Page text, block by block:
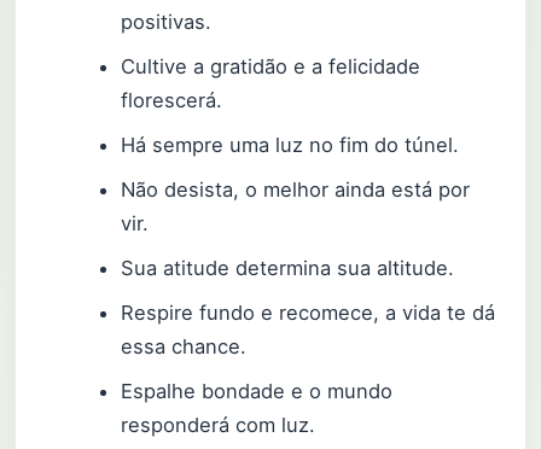
positivas.
Cultive a gratidão e a felicidade
florescerá.
Há sempre uma luz no fim do túnel.
Não desista, o melhor ainda está por
vir.
Sua atitude determina sua altitude.
Respire fundo e recomece, a vida te dá
essa chance.
Espalhe bondade e o mundo
responderá com luz.